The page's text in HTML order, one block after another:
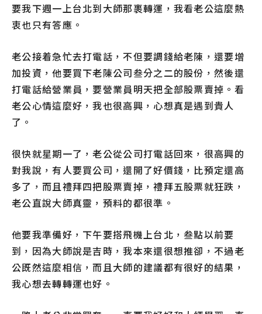
要我下週一上台北到大師那裹轉運，我看老公這麼熱
衷也只有答應。
老公接着急忙去打電話，不但要調錢給老陳，還要增
加投資，他要買下老陳公司叁分之二的股份，然後還
打電話給營業員，要營業員明天把全部股票賣掉。看
老公心情這麼好，我也很高興，心想真是遇到貴人
了。
很快就星期一了，老公從公司打電話回來，很高興的
對我說，有人要買公司，還開了好價錢，比預定還高
多了，而且禮拜四把股票賣掉，禮拜五股票就狂跌，
老公直說大師真靈，預料的都很準。
他要我準備好，下午要搭飛機上台北，叁點以前要
到，因為大師說是吉時，我本來還很想推卻，不過老
公既然這麼相信，而且大師的建議都有很好的結果，
我心想去轉轉運也好。